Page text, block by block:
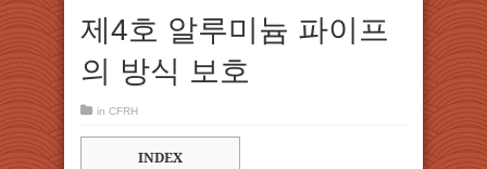
제4호 알루미늄 파이프
의 방식 보호
in CFRH
INDEX